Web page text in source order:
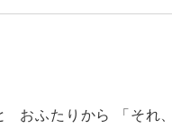
おふたりから 「それ、